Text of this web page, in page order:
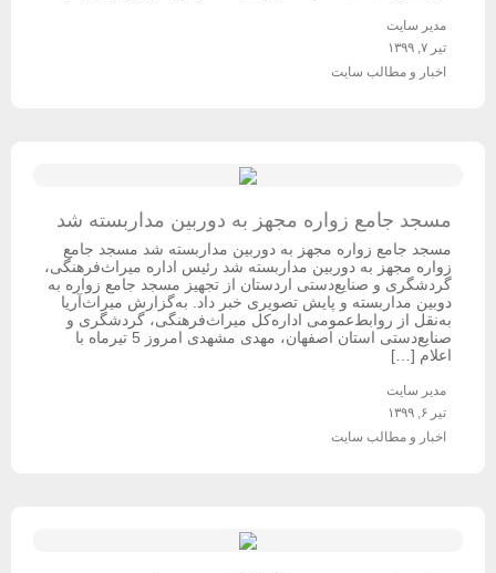
مدیر سایت
تیر ۷, ۱۳۹۹
اخبار و مطالب سایت
مسجد جامع زواره مجهز به دوربین مداربسته شد
مسجد جامع زواره مجهز به دوربین مداربسته شد مسجد جامع
زواره مجهز به دوربین مداربسته شد رئیس اداره میراث‌فرهنگی،
گردشگری و صنایع‌دستی اردستان از تجهیز مسجد جامع زواره به
دوبین مداربسته و پایش تصویری خبر داد. به‌گزارش میراث‌آریا
به‌نقل از روابط‌عمومی اداره‌کل میراث‌فرهنگی، گردشگری و
صنایع‌دستی استان اصفهان، مهدی مشهدی امروز 5 تیرماه با
اعلام […]
مدیر سایت
تیر ۶, ۱۳۹۹
اخبار و مطالب سایت